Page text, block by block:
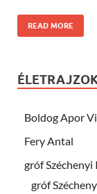
READ MORE
Boldog Apor
Fery Antal
gróf Széchenyi
gróf